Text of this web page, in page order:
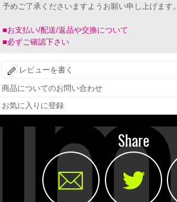
予めご了承くださいますようお願い申し上げます。
■お支払い/配送/返品や交換について
■必ずご確認下さい
レビューを書く
商品についてのお問い合わせ
お気に入りに登録
Share